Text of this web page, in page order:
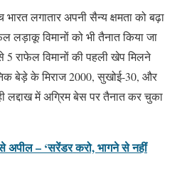
लगातार अपनी सैन्य क्षमता को बढ़ा
लड़ाकू विमानों को भी तैनात किया जा
राफेल विमानों की पहली खेप मिलने
बेड़े के मिराज 2000, सुखोई-30, और
लद्दाख में अग्रिम बेस पर तैनात कर चुका
अपील – ‘सरेंडर करो, भागने से नहीं